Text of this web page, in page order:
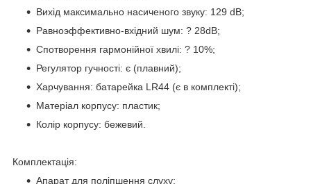
Вихід максимально насиченого звуку: 129 dB;
Равноэффективно-вхідний шум: ? 28dB;
Спотворення гармонійної хвилі: ? 10%;
Регулятор гучності: є (плавний);
Харчування: батарейка LR44 (є в комплекті);
Матеріал корпусу: пластик;
Колір корпусу: бежевий.
Комплектація:
Апарат для поліпшення слуху;